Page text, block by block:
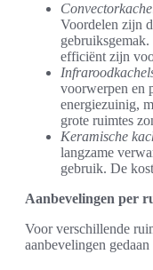
Voordelen zijn
efficiënt zijn
voorwerpen en
energiezuinig,
grote ruimtes
Keramische
langzame
gebruik. De
Aanbevelingen per
Voor verschillende
aanbevelingen